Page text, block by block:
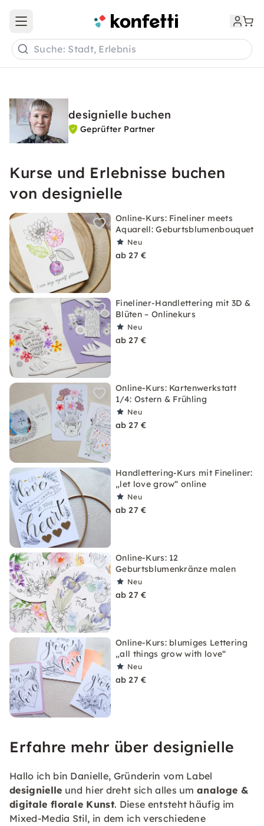
Open main menu
Suche: Stadt, Erlebnis
designielle buchen
Geprüfter Partner
Kurse und Erlebnisse buchen
von designielle
Online-Kurs: Fineliner meets
Aquarell: Geburtsblumenbouquet
Neu
ab 27 €
Fineliner-Handlettering mit 3D &
Blüten – Onlinekurs
Neu
ab 27 €
Online-Kurs: Kartenwerkstatt
1/4: Ostern & Frühling
Neu
ab 27 €
Handlettering-Kurs mit Fineliner:
„let love grow“ online
Neu
ab 27 €
Online-Kurs: 12
Geburtsblumenkränze malen
Neu
ab 27 €
Online-Kurs: blumiges Lettering
„all things grow with love“
Neu
ab 27 €
Erfahre mehr über designielle
Hallo ich bin Danielle, Gründerin vom Label
designielle und hier dreht sich alles umanaloge &
digitale florale Kunst. Diese entsteht häufig im
Mixed-Media Stil, in dem ich verschiedene